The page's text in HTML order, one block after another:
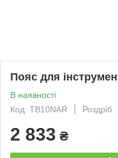
Пояс для
В наявності
Код: TB10NAR
Роздріб
2 833 ₴